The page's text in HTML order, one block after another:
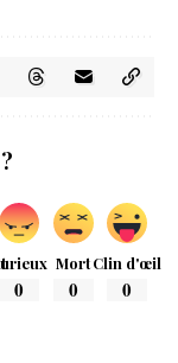
0
Mort
0
Clin d'œil
0